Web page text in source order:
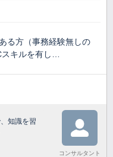
る方（事務経験無しの
スキルを有し…
知識を習
コンサルタント